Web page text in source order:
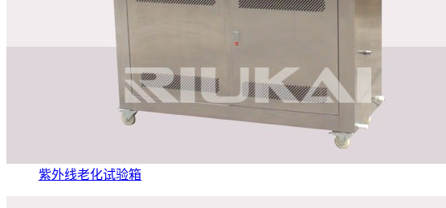
紫外线老化试验箱